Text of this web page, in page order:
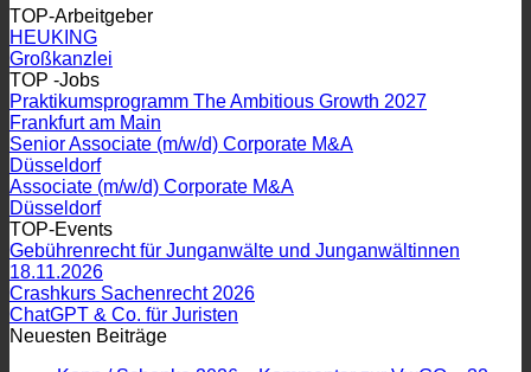
TOP-Arbeitgeber
HEUKING
Großkanzlei
TOP -Jobs
Praktikumsprogramm The Ambitious Growth 2027
Frankfurt am Main
Senior Associate (m/w/d) Corporate M&A
Düsseldorf
Associate (m/w/d) Corporate M&A
Düsseldorf
TOP-Events
Gebührenrecht für Junganwälte und Junganwältinnen
18.11.2026
Crashkurs Sachenrecht 2026
ChatGPT & Co. für Juristen
Neuesten Beiträge